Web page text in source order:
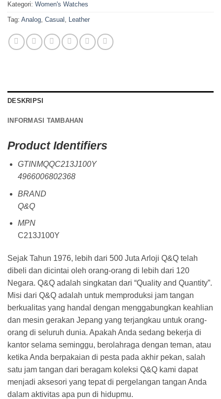
Kategori: Women's Watches
Tag: Analog, Casual , Leather
DESKRIPSI
INFORMASI TAMBAHAN
Product Identifiers
GTINMQQC213J100Y
4966006802368
BRAND
Q&Q
MPN
C213J100Y
Sejak Tahun 1976, lebih dari 500 Juta Arloji Q&Q telah
dibeli dan dicintai oleh orang-orang di lebih dari 120
Negara. Q&Q adalah singkatan dari “Quality and Quantity”.
Misi dari Q&Q adalah untuk memproduksi jam tangan
berkualitas yang handal dengan menggabungkan keahlian
dan mesin gerakan Jepang yang terjangkau untuk orang-
orang di seluruh dunia. Apakah Anda sedang bekerja di
kantor selama seminggu, berolahraga dengan teman, atau
ketika Anda berpakaian di pesta pada akhir pekan, salah
satu jam tangan dari beragam koleksi Q&Q kami dapat
menjadi aksesori yang tepat di pergelangan tangan Anda
dalam aktivitas apa pun di hidupmu.